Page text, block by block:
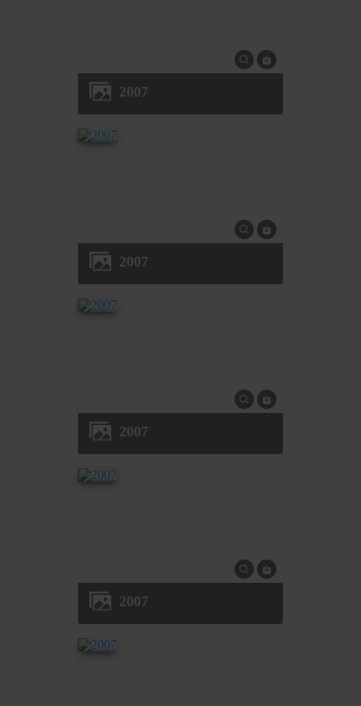
2007
2007
2007
2007